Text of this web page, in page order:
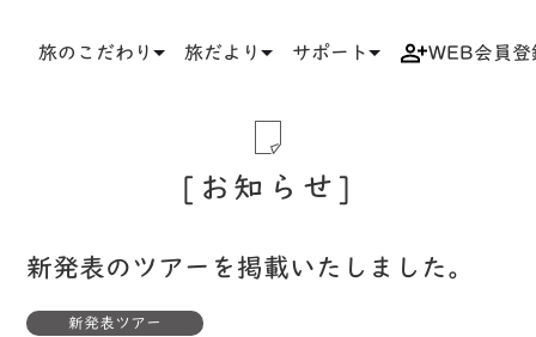
旅のこだわり 旅だより サポート WEB会員登
お知らせ
新発表のツアーを掲載いたしました。
新発表ツアー